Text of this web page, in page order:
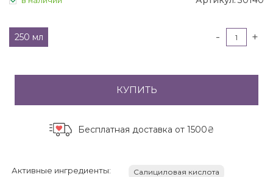
250 мл - +
КУПИТЬ
Бесплатная доставка от 1500₴
Активные ингредиенты: Салициловая кислота